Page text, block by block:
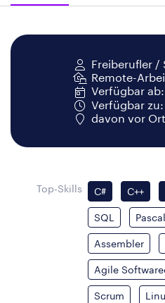
Freiberufler /
Remote-
Verfügbar
Verfügbar zu:
davon vor
Top-Skills C# C++
SQL Pascal
Assembler
Agile
Scrum